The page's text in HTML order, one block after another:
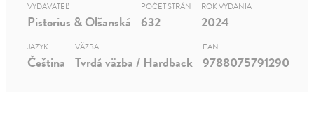
VYDAVATEĽ
Pistorius & Olšanská
POČET STRÁN
632
ROK VYDANIA
2024
JAZYK
Čeština
VÄZBA
Tvrdá väzba / Hardback
EAN
9788075791290